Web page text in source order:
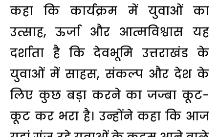
कहा कि कार्यक्रम में युवाओं का
उत्साह, ऊर्जा और आत्मविश्वास यह
दर्शाता है कि देवभूमि उत्तराखंड के
युवाओं में साहस, संकल्प और देश के
लिए कुछ बड़ा करने का जज्बा कूट-
कूट कर भरा है। उन्होंने कहा कि आज